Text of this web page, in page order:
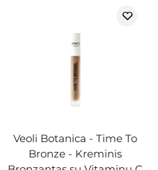
Veoli Botanica - Time To
Bronze - Kreminis